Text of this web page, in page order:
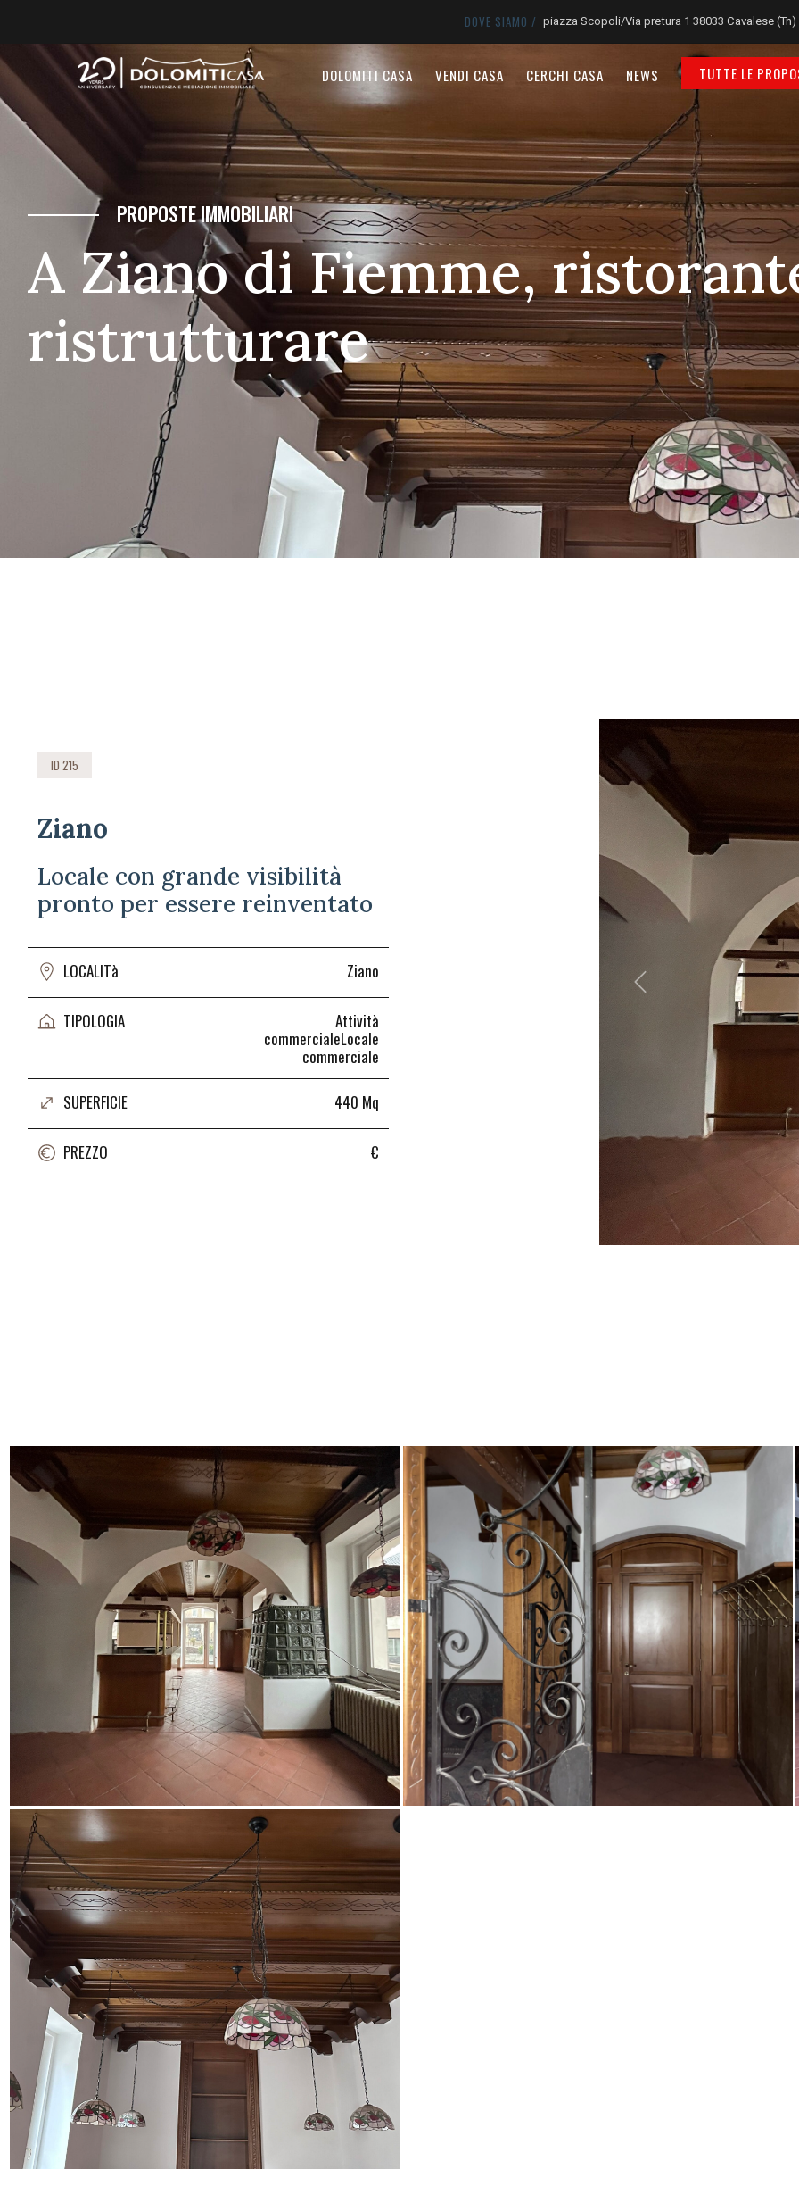
DOVE SIAMO / piazza Scopoli/Via pretura 1 38033 Cavalese (Tn)
DOLOMITI CASA VENDI CASA CERCHI CASA NEWS TUTTE LE
PROPOSTE IMMOBILIARI
A Ziano di Fiemme,
ristrutturare
ID 215
Ziano
Locale con grande visibilità
pronto per essere reinventato
LOCALITà Ziano
TIPOLOGIA
Attività
commercialeLocale
commerciale
SUPERFICIE 440 Mq
PREZZO €
Previous